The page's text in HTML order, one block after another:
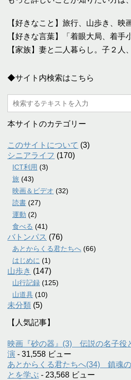
【好きなこと】旅行、山歩き、
【好きな言葉】「着眼大局、着手
【家族】妻と二人暮らし。子２人
◆サイト内検索はこちら
本サイトのカテゴリー
このサイトについて (3)
シニアライフ (170)
ICT利用 (3)
旅 (43)
映画＆ビデオ (32)
読書 (27)
運動 (2)
食べる (41)
バトンパス (76)
あとからくる君たちへ (66)
はじめに (1)
山歩き (147)
山行記録 (125)
山道具 (10)
未分類 (5)
【人気記事】
映画『砂の器』(3) 伝説の名子役
演 - 31,558 ビュー
あとからくる君たちへ(34) 鎮魂
とを学ぶ - 23,568 ビュー